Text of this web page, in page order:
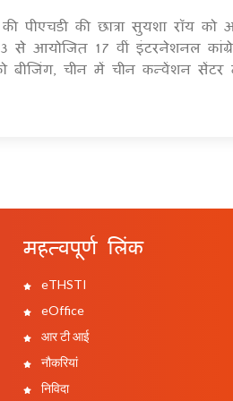
पीएचडी की छात्रा सुयशा रॉय
से आयोजित 17 वीं इंटरनेशनल
बीजिंग, चीन में चीन कन्वेंशन
महत्वपूर्ण लिंक
eTHSTI
eOffice
आर टी आई
नौकरियां
निविदा